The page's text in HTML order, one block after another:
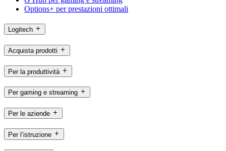
Options+ per prestazioni ottimali
Logitech
Acquista prodotti
Per la produttività
Per gaming e streaming
Per le aziende
Per l’istruzione